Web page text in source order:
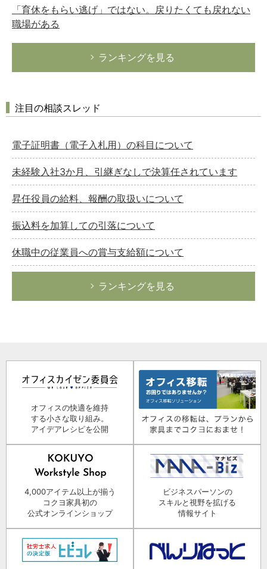
「育休をもらい逃げ」ではない。戻りたくても戻れない
職場がある
ランキングを見る
注目の相談スレッド
電子証明書（電子入札用）の科目について
未経験入社3か月、引継ぎなしで決算任されています
昇任役員の給料、報酬の取扱いについて
振込料を加算しての引落について
休職中の従業員への賞与支給額について
ランキングを見る
オフィスの快適を維持
する小さな取り組み。
アイデアレシピを公開
4,000アイテム以上が揃う
コクヨ家具初の
公式オンラインショップ
ビジネスパーソンの
スキルと視野を拡げる
情報サイト